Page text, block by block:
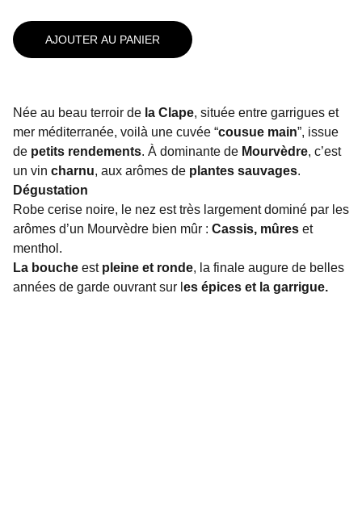
AJOUTER AU PANIER
Née au beau terroir de la Clape, située entre garrigues et
mer méditerranée, voilà une cuvée “cousue main”, issue
de petits rendements. À dominante de Mourvèdre, c’est
un vin charnu, aux arômes de plantes sauvages.
Dégustation
Robe cerise noire, le nez est très largement dominé par les
arômes d’un Mourvèdre bien mûr : Cassis, mûres et
menthol.
La bouche est pleine et ronde, la finale augure de belles
années de garde ouvrant sur l es épices et la garrigue.